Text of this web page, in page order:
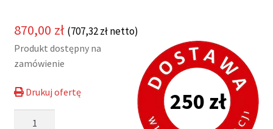
870,00 zł (707,32złnetto)
250 zł
Produkt dostępny na
zamówienie
Drukuj ofertę